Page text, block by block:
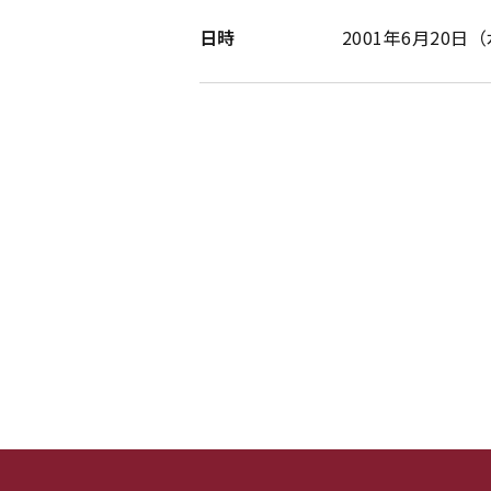
日時 2001年6月20日（